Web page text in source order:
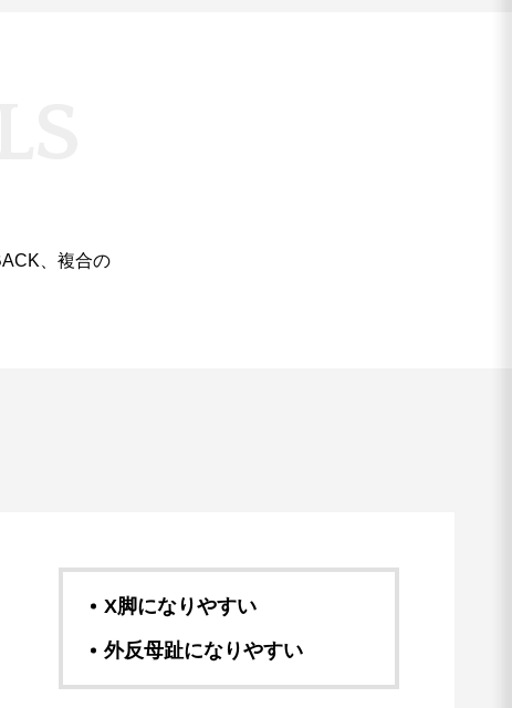
、複合の
X脚になりやすい
外反母趾になりやすい